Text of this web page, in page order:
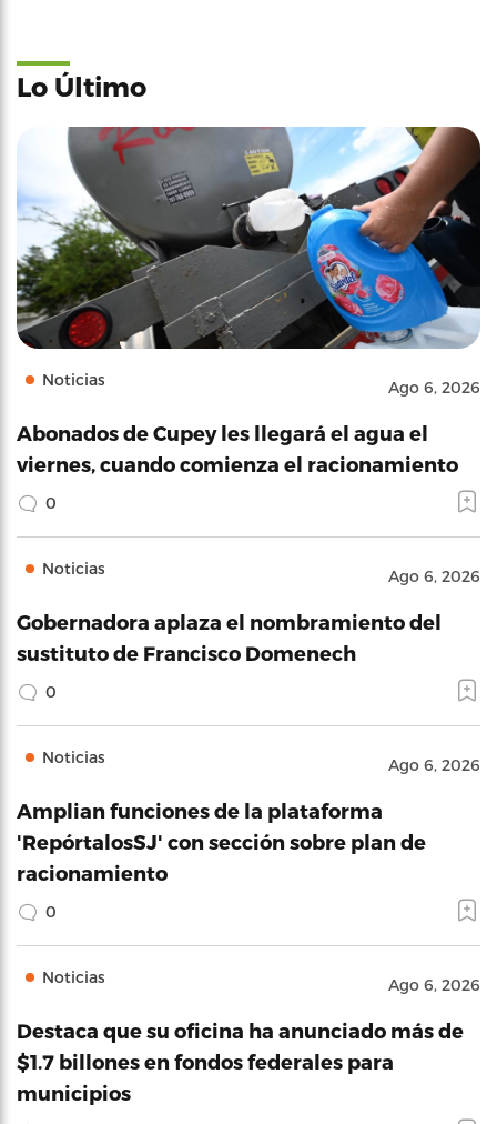
Lo Último
Noticias Ago 6, 2026
Abonados de Cupey les llegará el agua el
viernes, cuando comienza el racionamiento
0
Noticias Ago 6, 2026
Gobernadora aplaza el nombramiento del
sustituto de Francisco Domenech
0
Noticias Ago 6, 2026
Amplian funciones de la plataforma
'RepórtalosSJ' con sección sobre plan de
racionamiento
0
Noticias Ago 6, 2026
Destaca que su oficina ha anunciado más de
$1.7 billones en fondos federales para
municipios